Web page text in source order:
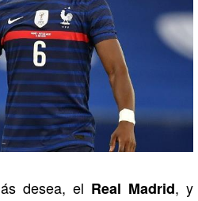
desea, el Real Madrid, y